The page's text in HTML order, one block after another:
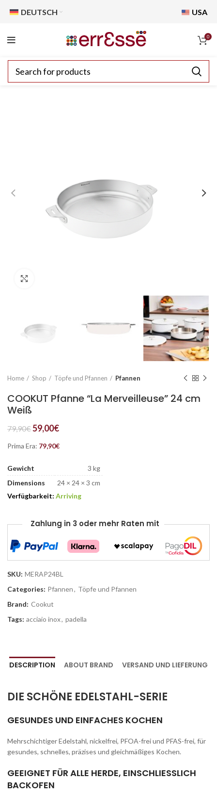
DEUTSCH USA
0
Home Shop Töpfe und Pfannen Pfannen
COOKUT Pfanne “La Merveilleuse” 24 cm
Weiß
79,90€59,00€
Prima Era: 79,90€
Gewicht
3 kg
Dimensions
24 × 24 × 3 cm
Verfügbarkeit: Arriving
Zahlung in 3 oder mehr Raten mit
SKU: MERAP24BL
Categories: Pfannen, Töpfe und Pfannen
Brand: Cookut
Tags: acciaio inox, padella
DESCRIPTION ABOUT BRAND VERSAND UND LIEFERUNG
DIE SCHÖNE EDELSTAHL-SERIE
GESUNDES UND EINFACHES KOCHEN
Mehrschichtiger Edelstahl, nickelfrei, PFOA-frei und PFAS-frei, für
gesundes, schnelles, präzises und gleichmäßiges Kochen.
GEEIGNET FÜR ALLE HERDE, EINSCHLIESSLICH
BACKOFEN